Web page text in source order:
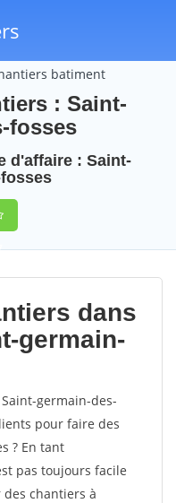
batiment
: Saint-
fosses
d'affaire : Saint-
dans
germain-
germain-des-
pour faire des
? En tant
pas toujours facile
chantiers à